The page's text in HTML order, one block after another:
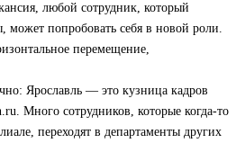
любой сотрудник, который
может попробовать себя в новой роли.
перемещение,
Ярославль — это кузница кадров
Много сотрудников, которые когда-то
переходят в департаменты других